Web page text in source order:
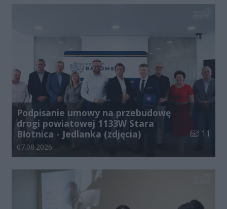
Podpisanie umowy na przebudowę
drogi powiatowej 1133W Stara
Błotnica - Jedlanka (zdjęcia)
Liczba
11
Data dodania galerii:
07.08.2026